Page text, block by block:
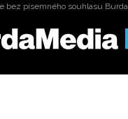
bez písemného souhlasu